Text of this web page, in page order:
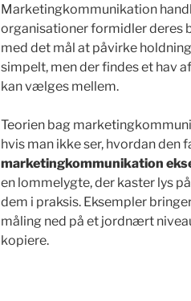
Marketingkommunikation
organisationer formidler deres
med det mål at påvirke
simpelt, men der findes et hav
kan vælges mellem.
Teorien bag
hvis man ikke ser, hvordan den
marketingkommunikation
en lommelygte, der kaster lys
dem i praksis. Eksempler
måling ned på et jordnært
kopiere.